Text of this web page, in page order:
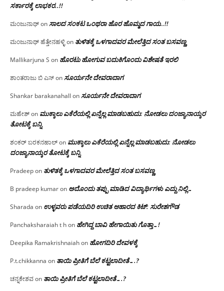
ಸರ್ಕಾರಕ್ಕೆ ಲಾಭಕರ..!!
ಮಂಜುನಾಥ್onಸಾಲದ ಸಂಕಟ ಒಂಥರಾ ಹೊರ ಹೊಮ್ಮದ ಗಾಯ..!!
ಮಂಜುನಾಥ್ ಹೆತ್ತೇನಹಳ್ಳಿon ತುಳಿತಕ್ಕೆ ಒಳಗಾದವರ ಮೇಲೆತ್ತಿದ ಸಂತ ಬಸವಣ್ಣ
Mallikarjuna S on ಹೊರಟು ಹೋಗುವ ಬದುಕಿಗೊಂದು ವಿಶೇಷತೆ ಇರಲಿ
ಶಾಂತರಾಜು ಬಿ ಎಸ್onಸೂರ್ಯನೇ ದೇವರಾದಾಗ
Shankar barakanahall onಸೂರ್ಯನೇ ದೇವರಾದಾಗ
ಮಹೇಶ್on ಮುಕ್ಕಾಲು ಎಕೆರೆಯಲ್ಲಿ ಏನ್ನೆಲ್ಲ‌ ಮಾಡಬಹುದು: ನೋಡಲು ದಂಜ್ಯಾನಾಯ್ಕರ
ತೋಟಕ್ಕೆ ಬನ್ನಿ
ಶಂಕರ್ ಬರಕನಹಾಲ್on ಮುಕ್ಕಾಲು ಎಕೆರೆಯಲ್ಲಿ ಏನ್ನೆಲ್ಲ‌ ಮಾಡಬಹುದು: ನೋಡಲು
ದಂಜ್ಯಾನಾಯ್ಕರ ತೋಟಕ್ಕೆ ಬನ್ನಿ
Pradeepon ತುಳಿತಕ್ಕೆ ಒಳಗಾದವರ ಮೇಲೆತ್ತಿದ ಸಂತ ಬಸವಣ್ಣ
B pradeep kumaron ಅದೊಂದು ತಪ್ಪು ಮಾಡಿದ ವಿದ್ಯಾರ್ಥಿಗಳು ಎದ್ದು ನಿಲ್ಲಿ…
Sharada on ಉಳ್ಳವರು ಪಡೆಯದಿರಿ ಉಚಿತ ಆಹಾರದ ಕಿಟ್: ಸುರೇಶಗೌಡ
Panchaksharaiah t hon ಹೇಗಿದ್ದ ಬಾವಿ ಹೇಗಾಯಿತು ಗೊತ್ತಾ…!
Deepika Ramakrishnaiahon ಹೋಗದಿರಿ ದೇವಳಕ್ಕೆ
P.t.chikkanna on ತಾಯಿ ಪ್ರೀತಿಗೆ ಬೆಲೆ ಕಟ್ಟಲಾದೀತೆ….?
ಚನ್ನಕೇಶವon ತಾಯಿ ಪ್ರೀತಿಗೆ ಬೆಲೆ ಕಟ್ಟಲಾದೀತೆ….?